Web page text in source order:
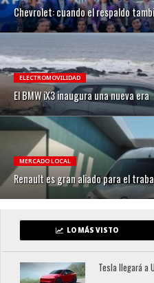
Chevrolet: cuando el respaldo
ELECTROMOVILIDAD
El BMW iX3 inaugura una nueva era
MERCADO LOCAL
Renault es gran aliado para el
LO MÁS VISTO
Tesla llegará a